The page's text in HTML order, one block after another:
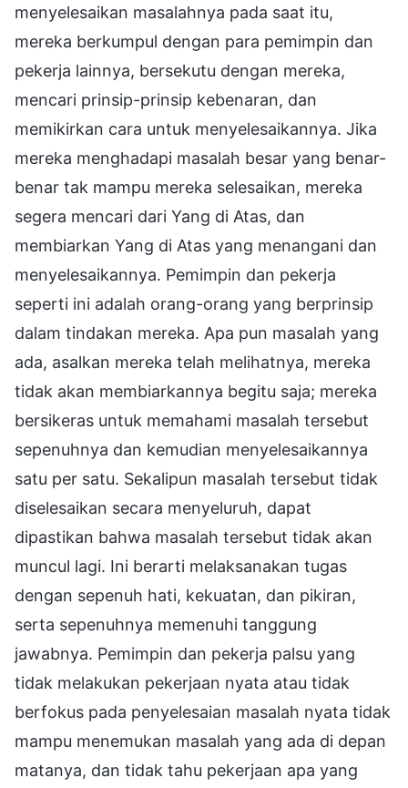
menyelesaikan masalahnya pada saat itu,
mereka berkumpul dengan para pemimpin dan
pekerja lainnya, bersekutu dengan mereka,
mencari prinsip-prinsip kebenaran, dan
memikirkan cara untuk menyelesaikannya. Jika
mereka menghadapi masalah besar yang benar-
benar tak mampu mereka selesaikan, mereka
segera mencari dari Yang di Atas, dan
membiarkan Yang di Atas yang menangani dan
menyelesaikannya. Pemimpin dan pekerja
seperti ini adalah orang-orang yang berprinsip
dalam tindakan mereka. Apa pun masalah yang
ada, asalkan mereka telah melihatnya, mereka
tidak akan membiarkannya begitu saja; mereka
bersikeras untuk memahami masalah tersebut
sepenuhnya dan kemudian menyelesaikannya
satu per satu. Sekalipun masalah tersebut tidak
diselesaikan secara menyeluruh, dapat
dipastikan bahwa masalah tersebut tidak akan
muncul lagi. Ini berarti melaksanakan tugas
dengan sepenuh hati, kekuatan, dan pikiran,
serta sepenuhnya memenuhi tanggung
jawabnya. Pemimpin dan pekerja palsu yang
tidak melakukan pekerjaan nyata atau tidak
berfokus pada penyelesaian masalah nyata tidak
mampu menemukan masalah yang ada di depan
matanya, dan tidak tahu pekerjaan apa yang